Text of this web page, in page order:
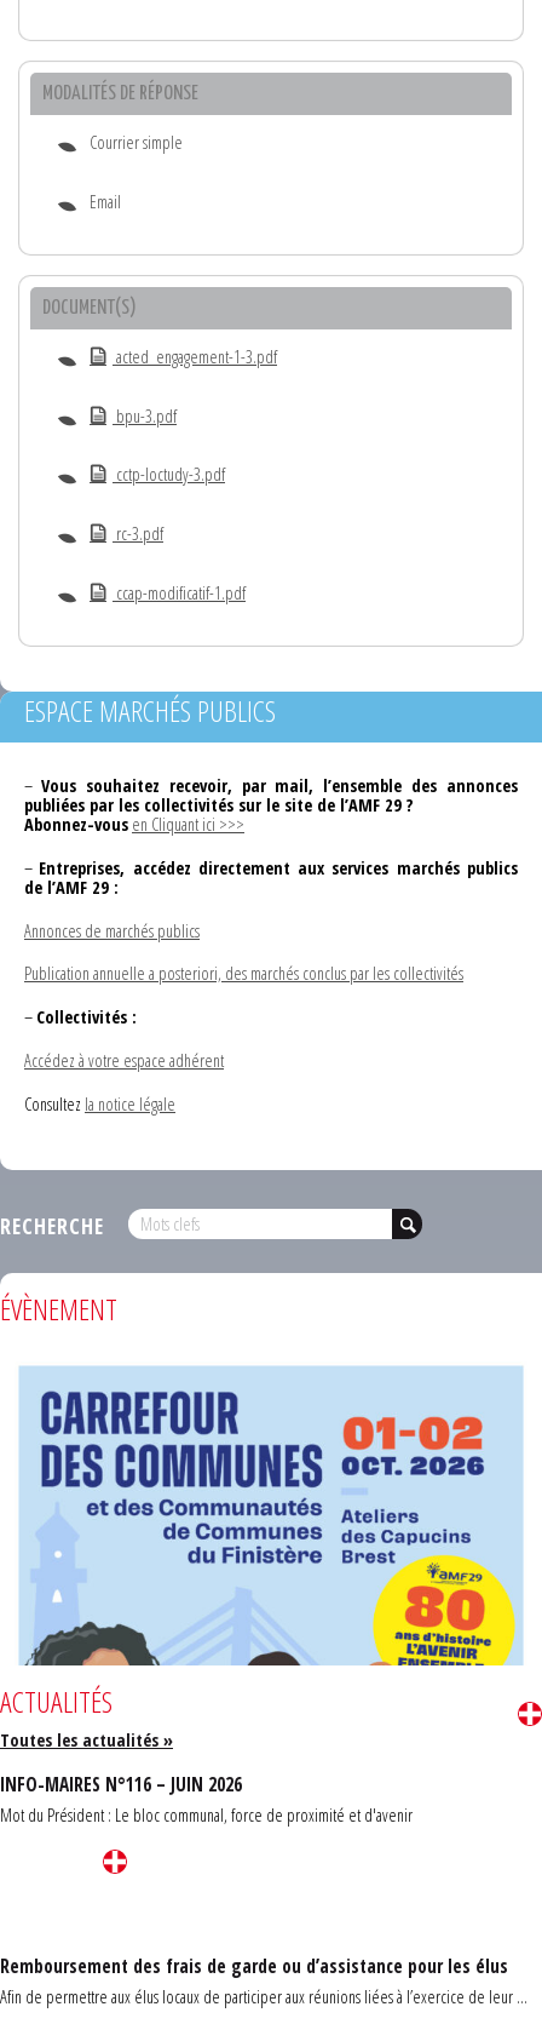
MODALITÉS DE RÉPONSE
Courrier simple
Email
DOCUMENT(S)
acted_engagement-1-3.pdf
bpu-3.pdf
cctp-loctudy-3.pdf
rc-3.pdf
ccap-modificatif-1.pdf
ESPACE MARCHÉS PUBLICS
– Vous souhaitez recevoir, par mail, l’ensemble des annonces
publiées par les collectivités sur le site de l’AMF 29 ?
Abonnez-vous en Cliquant ici >>>
– Entreprises, accédez directement aux services marchés publics
de l’AMF 29 :
Annonces de marchés publics
Publication annuelle a posteriori, des marchés conclus par les collectivités
– Collectivités :
Accédez à votre espace adhérent
Consultez la notice légale
RECHERCHE
ÉVÈNEMENT
ACTUALITÉS
Toutes les actualités »
INFO-MAIRES N°116 – JUIN 2026
Mot du Président : Le bloc communal, force de proximité et d'avenir
Remboursement des frais de garde ou d’assistance pour les élus
Afin de permettre aux élus locaux de participer aux réunions liées à l’exercice de leur ...